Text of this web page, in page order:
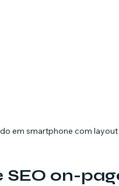
em smartphone com
SEO on-